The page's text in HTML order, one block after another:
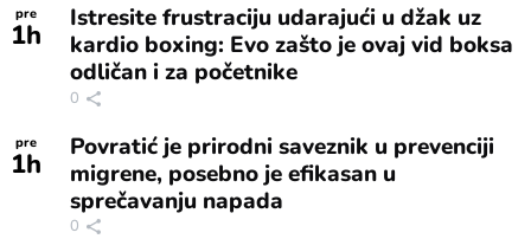
pre
1h
Istresite frustraciju udarajući u džak uz
kardio boxing: Evo zašto je ovaj vid boksa
odličan i za početnike
0
pre
1h
Povratić je prirodni saveznik u prevenciji
migrene, posebno je efikasan u
sprečavanju napada
0